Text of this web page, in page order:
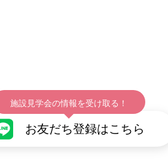
施設見学会の情報を受け取る！
お友だち登録はこちら